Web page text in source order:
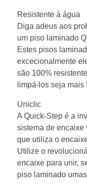
Resistente à água
Diga adeus aos
um piso laminado
Estes pisos
excecionalmente
são 100%
limpá-los seja
Uniclic
A Quick-Step é a
sistema de encaixe
que utiliza o
Utilize o
encaixe para unir,
piso laminado